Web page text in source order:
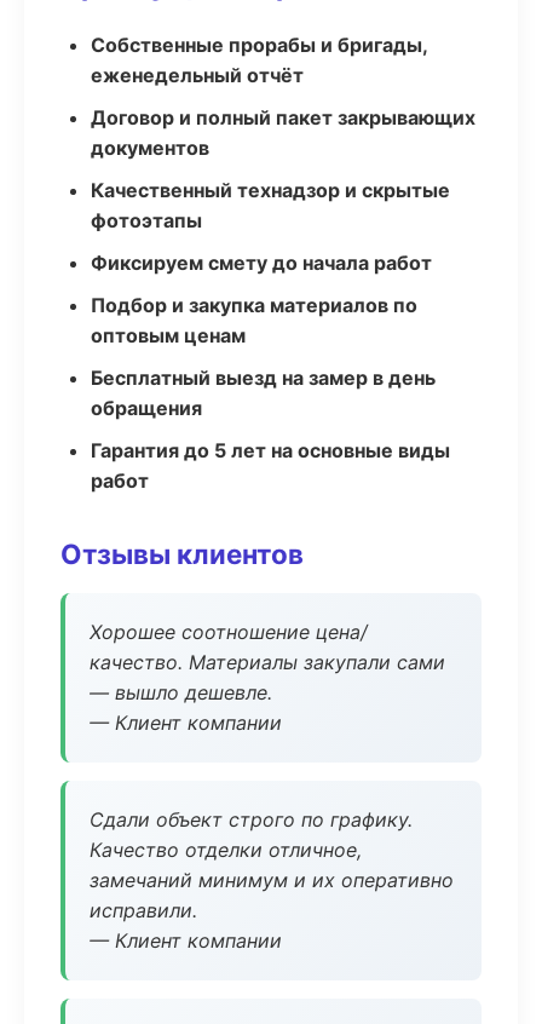
Собственные прорабы и бригады,
еженедельный отчёт
Договор и полный пакет закрывающих
документов
Качественный технадзор и скрытые
фотоэтапы
Фиксируем смету до начала работ
Подбор и закупка материалов по
оптовым ценам
Бесплатный выезд на замер в день
обращения
Гарантия до 5 лет на основные виды
работ
Отзывы клиентов
Хорошее соотношение цена/
качество. Материалы закупали сами
— вышло дешевле.
— Клиент компании
Сдали объект строго по графику.
Качество отделки отличное,
замечаний минимум и их оперативно
исправили.
— Клиент компании